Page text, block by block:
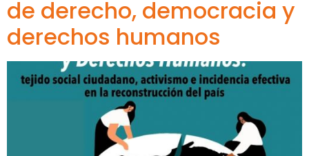
de derecho, democracia y
derechos humanos